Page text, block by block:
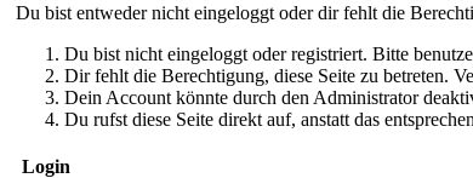
Du bist entweder nicht eingeloggt oder dir fehlt die
Du bist nicht eingeloggt oder registriert. Bitte
Dir fehlt die Berechtigung, diese Seite zu betreten.
Dein Account könnte durch den Administrator
Du rufst diese Seite direkt auf, anstatt das
Login